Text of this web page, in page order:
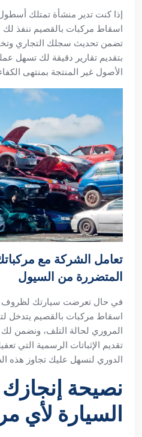
إذا كنت تدير منشأة تمتلك
اسقاط مركبات بالقصيم ننفذ
تضمن تحديث سجلك التجاري
بتقديم تقارير دقيقة لك تسهل
الأصول غير المنتجة بمنتهى
تعامل الشركة مع
المتضررة من السيول
في حال تعرضت سيارتك لظروف
اسقاط مركبات بالقصيم يتدخل
المروري لحالة التلف، ونضمن
تقديم الإثباتات الرسمية التي
الدوري لنسهل عليك تجاوز هذه
نصيحة
السيارة لأي